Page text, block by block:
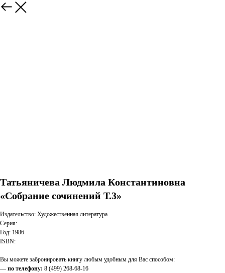
Татьяничева Людмила Константиновна
«Собрание сочинений Т.3»
Издательство: Художественная литература
Серия:
Год: 1986
ISBN:
Вы можете забронировать книгу любым удобным для Вас способом:
— по телефону: 8 (499) 268-68-16